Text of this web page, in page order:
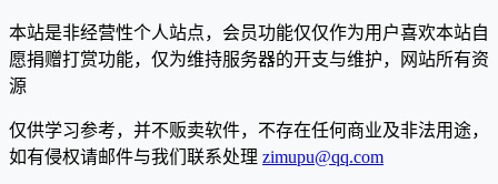
本站是非经营性个人站点，会员功能仅仅作为用户喜欢本站自
愿捐赠打赏功能，仅为维持服务器的开支与维护，网站所有资
源
仅供学习参考，并不贩卖软件，不存在任何商业及非法用途，
如有侵权请邮件与我们联系处理 zimupu@qq.com